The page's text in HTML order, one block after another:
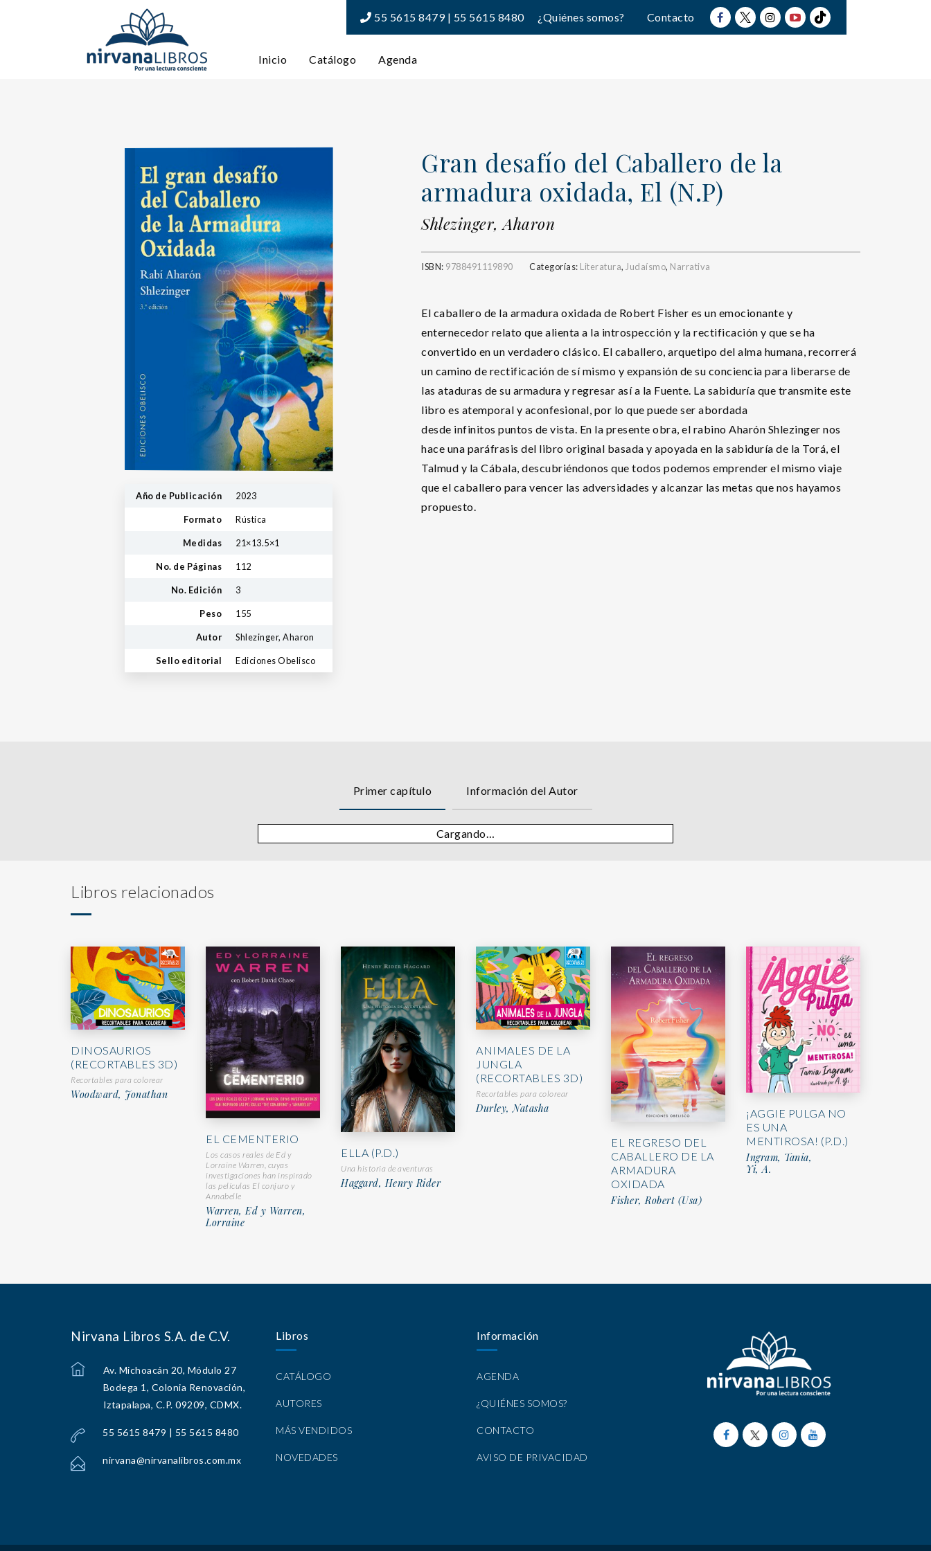
55 5615 8479 | 55 5615 8480 ¿Quiénes somos? Contacto
Inicio Catálogo Agenda
Año de Publicación 2023
Formato Rústica
Medidas 21×13.5×1
No. de Páginas 112
No. Edición 3
Peso 155
Autor Shlezinger, Aharon
Sello editorial Ediciones Obelisco
Gran desafío del Caballero de la
armadura oxidada, El (N.P)
Shlezinger, Aharon
ISBN: 9788491119890 Categorías: Literatura, Judaísmo, Narrativa
El caballero de la armadura oxidada de Robert Fisher es un emocionante y
enternecedor relato que alienta a la introspección y la rectificación y que se ha
convertido en un verdadero clásico. El caballero, arquetipo del alma humana, recorrerá
un camino de rectificación de sí mismo y expansión de su conciencia para liberarse de
las ataduras de su armadura y regresar así a la Fuente. La sabiduría que transmite este
libro es atemporal y aconfesional, por lo que puede ser abordada
desde infinitos puntos de vista. En la presente obra, el rabino Aharón Shlezinger nos
hace una paráfrasis del libro original basada y apoyada en la sabiduría de la Torá, el
Talmud y la Cábala, descubriéndonos que todos podemos emprender el mismo viaje
que el caballero para vencer las adversidades y alcanzar las metas que nos hayamos
propuesto.
Primer capítulo Información del Autor
Cargando…
Libros relacionados
DINOSAURIOS
(RECORTABLES 3D)
Recortables para colorear
Woodward, Jonathan
EL CEMENTERIO
Los casos reales de Ed y
Lorraine Warren, cuyas
investigaciones han inspirado
las películas El conjuro y
Annabelle
Warren, Ed y Warren,
Lorraine
ELLA (P.D.)
Una historia de aventuras
Haggard, Henry Rider
ANIMALES DE LA
JUNGLA
(RECORTABLES 3D)
Recortables para colorear
Durley, Natasha
EL REGRESO DEL
CABALLERO DE LA
ARMADURA
OXIDADA
Fisher, Robert (Usa)
¡AGGIE PULGA NO
ES UNA
MENTIROSA! (P.D.)
Ingram, Tania,
Yi, A.
Nirvana Libros S.A. de C.V.
Av. Michoacán 20, Módulo 27
Bodega 1, Colonia Renovación,
Iztapalapa, C.P. 09209, CDMX.
55 5615 8479 | 55 5615 8480
nirvana@nirvanalibros.com.mx
Libros
CATÁLOGO
AUTORES
MÁS VENDIDOS
NOVEDADES
Información
AGENDA
¿QUIÉNES SOMOS?
CONTACTO
AVISO DE PRIVACIDAD